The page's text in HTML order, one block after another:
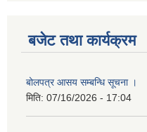
बजेट तथा कार्यक्रम
बोलपत्र आसय सम्बन्धि सूचना ।
मिति: 07/16/2026 - 17:04